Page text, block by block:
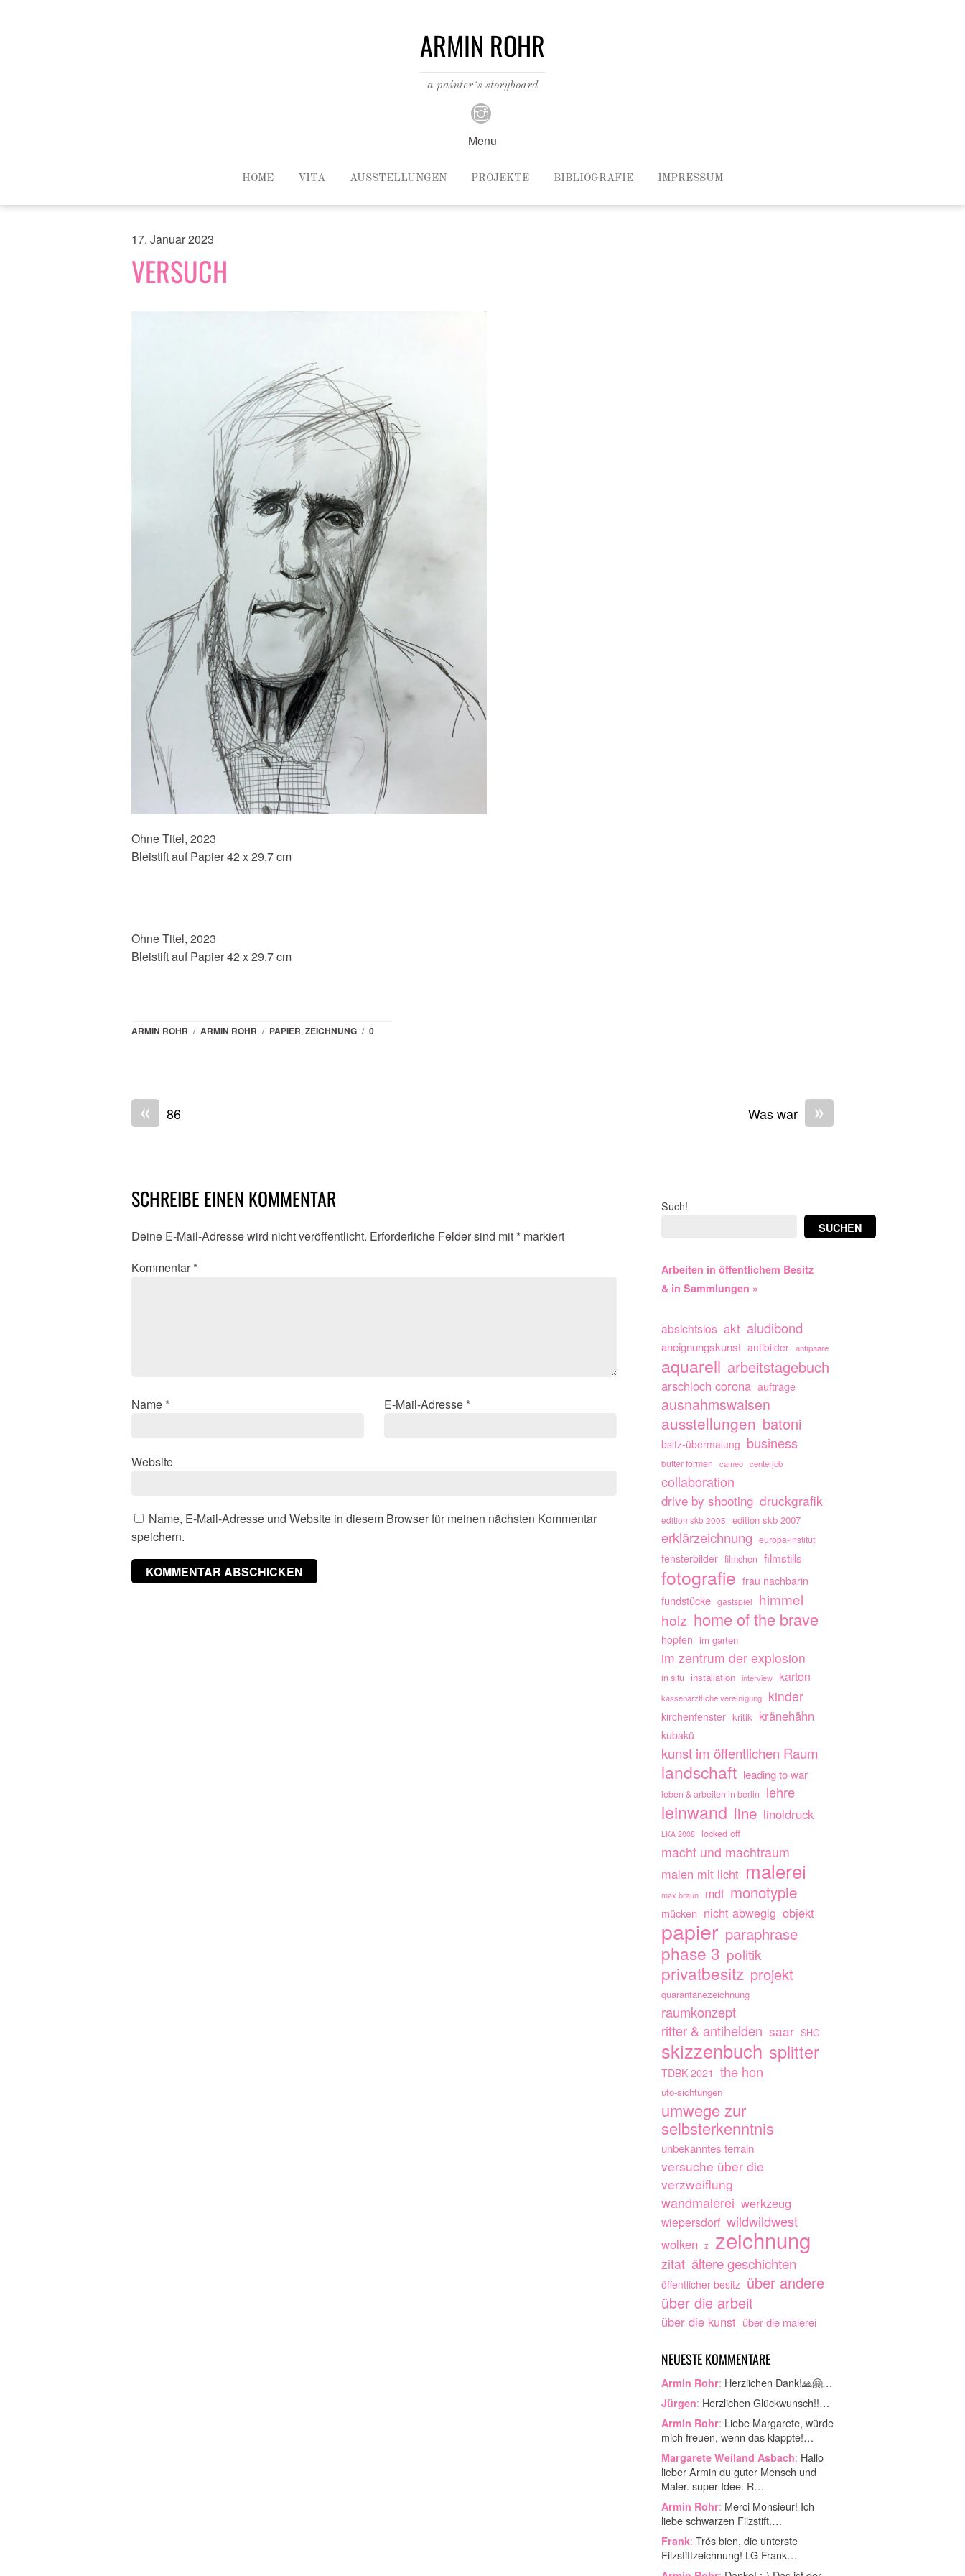
ARMIN ROHR
a painter´s storyboard
Menu
HOME VITA AUSSTELLUNGEN PROJEKTE BIBLIOGRAFIE IMPRESSUM
17. Januar 2023
VERSUCH
Ohne Titel, 2023
Bleistift auf Papier 42 x 29,7 cm
Ohne Titel, 2023
Bleistift auf Papier 42 x 29,7 cm
ARMIN ROHR / ARMIN ROHR / PAPIER, ZEICHNUNG / 0
« 86 »
Was war
SCHREIBE EINEN KOMMENTAR
Deine E-Mail-Adresse wird nicht veröffentlicht. Erforderliche Felder sind mit * markiert
Kommentar *
Name * E-Mail-Adresse *
Website
Name, E-Mail-Adresse und Website in diesem Browser für meinen nächsten Kommentar
speichern.
Such!
SUCHEN
Arbeiten in öffentlichem Besitz
& in Sammlungen »
absichtslos akt aludibond
aneignungskunst antibilder antipaare
aquarell arbeitstagebuch
arschloch corona aufträge
ausnahmswaisen
ausstellungen batoni
bsltz-übermalung business
butter formen cameo centerjob
collaboration
drive by shooting druckgrafik
edition skb 2005 edition skb 2007
erklärzeichnung europa-institut
fensterbilder filmchen filmstills
fotografie frau nachbarin
fundstücke gastspiel
himmel
holz home of the brave
hopfen im garten
im zentrum der explosion
in situ installation interview karton
kassenärztliche vereinigung kinder
kirchenfenster kritik kränehähn
kubakü
kunst im öffentlichen Raum
landschaft leading to war
leben & arbeiten in berlin lehre
leinwand line linoldruck
LKA 2008 locked off
macht und machtraum
malen mit licht malerei
max braun mdf monotypie
mücken nicht abwegig objekt
papier paraphrase
phase 3 politik
privatbesitz projekt
quarantänezeichnung
raumkonzept
ritter & antihelden saar SHG
skizzenbuch splitter
TDBK 2021 the hon
ufo-sichtungen
umwege zur
selbsterkenntnis
unbekanntes terrain
versuche über die
verzweiflung
wandmalerei werkzeug
wiepersdorf wildwildwest
wolken z zeichnung
zitat ältere geschichten
öffentlicher besitz über andere
über die arbeit
über die kunst über die malerei
NEUESTE KOMMENTARE
Armin Rohr: Herzlichen Dank!🙏🤗…
Jürgen: Herzlichen Glückwunsch!!…
Armin Rohr: Liebe Margarete, würde
mich freuen, wenn das klappte!…
Margarete Weiland Asbach: Hallo
lieber Armin du guter Mensch und
Maler. super Idee. R…
Armin Rohr: Merci Monsieur! Ich
liebe schwarzen Filzstift.…
Frank: Trés bien, die unterste
Filzstiftzeichnung! LG Frank…